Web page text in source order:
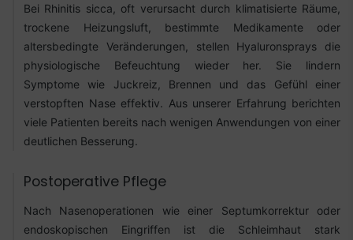
Bei Rhinitis sicca, oft verursacht durch klimatisierte Räume,
trockene Heizungsluft, bestimmte Medikamente oder
altersbedingte Veränderungen, stellen Hyaluronsprays die
physiologische Befeuchtung wieder her. Sie lindern
Symptome wie Juckreiz, Brennen und das Gefühl einer
verstopften Nase effektiv. Aus unserer Erfahrung berichten
viele Patienten bereits nach wenigen Anwendungen von einer
deutlichen Besserung.
Postoperative Pflege
Nach Nasenoperationen wie einer Septumkorrektur oder
endoskopischen Eingriffen ist die Schleimhaut stark